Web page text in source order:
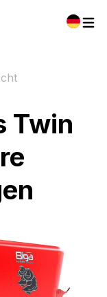
Twin